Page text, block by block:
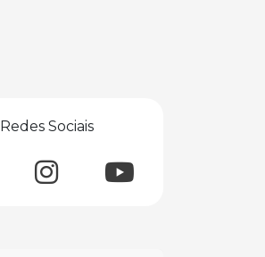
Redes Sociais